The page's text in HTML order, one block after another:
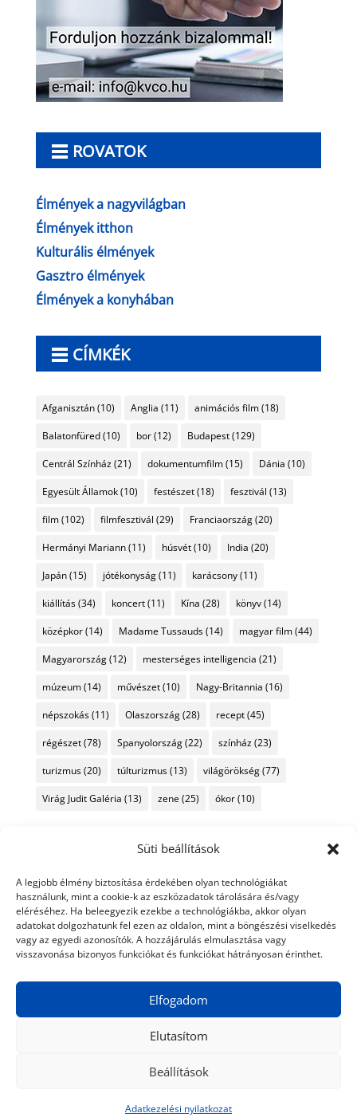
Süti beállítások
A legjobb élmény biztosítása érdekében olyan technológiákat
használunk, mint a cookie-k az eszközadatok tárolására és/vagy
eléréséhez. Ha beleegyezik ezekbe a technológiákba, akkor olyan
adatokat dolgozhatunk fel ezen az oldalon, mint a böngészési viselkedés
vagy az egyedi azonosítók. A hozzájárulás elmulasztása vagy
visszavonása bizonyos funkciókat és funkciókat hátrányosan érinthet.
Elfogadom
Elutasítom
Beállítások
Adatkezelési nyilatkozat
ROVATOK
Élmények a nagyvilágban
Élmények itthon
Kulturális élmények
Gasztro élmények
Élmények a konyhában
CÍMKÉK
Afganisztán(10) Anglia (11) animációs film(18)
Balatonfüred(10) bor(12) Budapest(129)
Centrál Színház(21) dokumentumfilm(15) Dánia (10)
Egyesült Államok(10) festészet(18) fesztivál (13)
film(102) filmfesztivál (29) Franciaország(20)
Hermányi Mariann(11) húsvét(10) India (20)
Japán(15) jótékonyság(11) karácsony(11)
kiállítás(34) koncert(11) Kína (28) könyv(14)
középkor(14) Madame Tussauds(14) magyar film(44)
Magyarország(12) mesterséges intelligencia (21)
múzeum(14) művészet(10) Nagy-Britannia (16)
népszokás(11) Olaszország(28) recept(45)
régészet(78) Spanyolország(22) színház(23)
turizmus(20) túlturizmus(13) világörökség(77)
Virág Judit Galéria (13) zene (25) ókor(10)
© 2024 Tiéd a Világ
Médiaajánlat